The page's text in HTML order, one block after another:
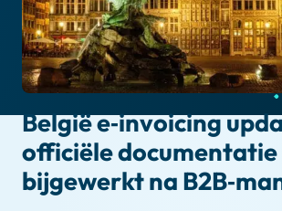
België e‑invoicing
officiële documentatie
bijgewerkt na